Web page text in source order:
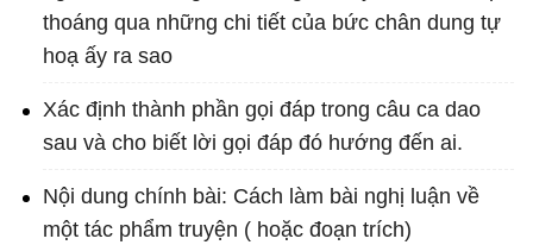
thoáng qua những chi tiết của bức chân dung tự
hoạ ấy ra sao
Xác định thành phần gọi đáp trong câu ca dao
sau và cho biết lời gọi đáp đó hướng đến ai.
Nội dung chính bài: Cách làm bài nghị luận về
một tác phẩm truyện ( hoặc đoạn trích)